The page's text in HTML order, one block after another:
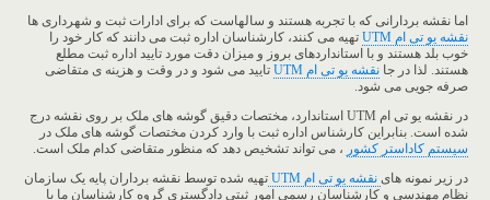
اما نقشه بردارانی که با تجربه هستند و سالهاست که برای ادارات ثبت و شهرداری ها
نقشه یو تی ام UTM
تهیه می کنند، کارشناسان اداره ثبت می دانند که کار خود را
خوب بلد هستند و با استانداردهای بروز و میزان دقت مورد تایید اداره ثبت مطلع
هستند. لذا در جا نقشه یو تی ام UTM
تایید می شود و در وقت و هزینه ی متقاضی
صرفه جویی می شود.
در نقشه یو تی ام UTM استاندارد، مختصات دقیق گوشه های ملک بر روی نقشه درج
شده است. بنابراین کارشناس اداره ثبت با وارد کردن مختصات گوشه های ملک در
سیستم کاداستر کشور ، می تواند تشخیص دهد که منظور متقاضی کدام ملک است.
در زیر نمونه های نقشه یو تی ام UTM
تهیه شده توسط نقشه برداران پایه یک سازمان
نظام مهندسی و کارشناسان رسمی امور ثبتی دادگستری گروه کارشناسان ما با